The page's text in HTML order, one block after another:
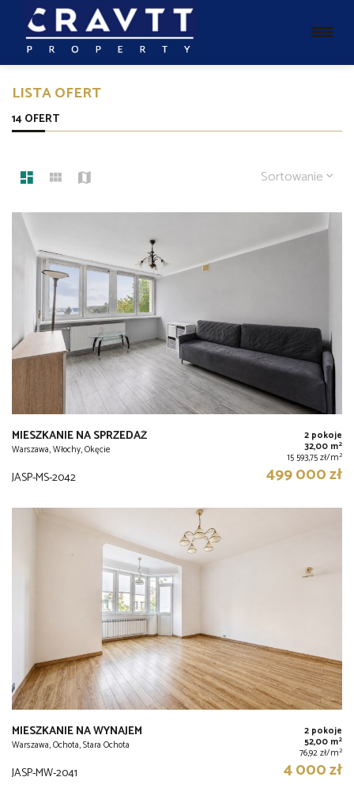
LISTA OFERT
14 OFERT
Sortowanie
MIESZKANIE NA SPRZEDAŻ
Warszawa, Włochy, Okęcie
2 pokoje
32,00 m2
15 593,75 zł/m2
JASP-MS-2042 499 000 zł
MIESZKANIE NA WYNAJEM
Warszawa, Ochota, Stara Ochota
2 pokoje
52,00 m2
76,92 zł/m2
JASP-MW-2041 4 000 zł